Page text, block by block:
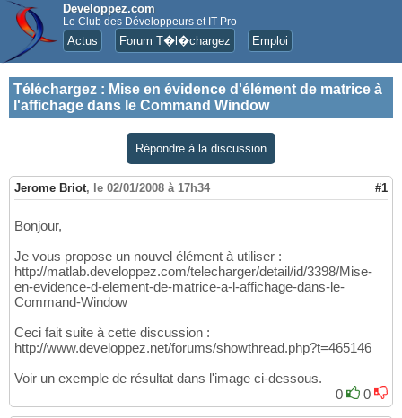
Developpez.com
Le Club des Développeurs et IT Pro
Actus Forum T�l�chargez Emploi
Téléchargez : Mise en évidence d'élément de matrice à
l'affichage dans le Command Window
Répondre à la discussion
Jerome Briot, le 02/01/2008 à 17h34 #1
Bonjour,
Je vous propose un nouvel élément à utiliser :
http://matlab.developpez.com/telecharger/detail/id/3398/Mise-
en-evidence-d-element-de-matrice-a-l-affichage-dans-le-
Command-Window
Ceci fait suite à cette discussion :
http://www.developpez.net/forums/showthread.php?t=465146
Voir un exemple de résultat dans l'image ci-dessous.
0
0